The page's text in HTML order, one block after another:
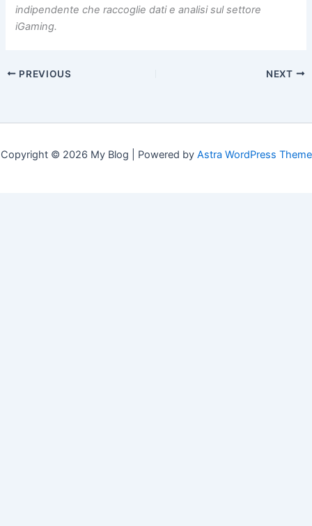
indipendente che raccoglie dati e analisi sul settore
iGaming.
PREVIOUS NEXT
Copyright © 2026 My Blog | Powered by Astra WordPress Theme